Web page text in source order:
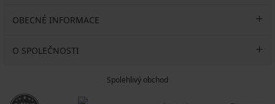
OBECNÉ INFORMACE
O SPOLEČNOSTI
Spolehlivý obchod